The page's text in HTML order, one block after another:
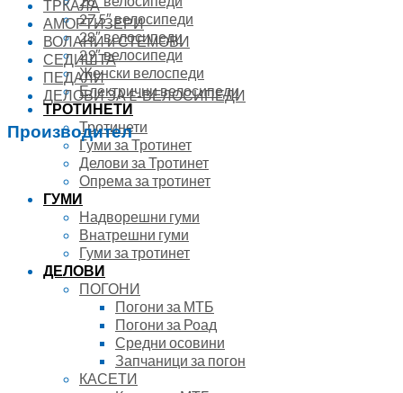
27.5″ велосипеди
28″ велосипеди
29″ велосипеди
Женски велоспеди
Електрични велосипеди
ТРОТИНЕТИ
Тротинети
Гуми за Тротинет
Делови за Тротинет
Опрема за тротинет
ГУМИ
Надворешни гуми
Внатрешни гуми
Гуми за тротинет
ДЕЛОВИ
ПОГОНИ
Погони за МТБ
Погони за Роад
Средни осовини
Запчаници за погон
КАСЕТИ
ТРКАЛА
АМОРТИЗЕРИ
ВОЛАНИ и СТЕМОВИ
СЕДИШТА
ПЕДАЛИ
ДЕЛОВИ ЗА E-ВЕЛОСИПЕДИ
Производител